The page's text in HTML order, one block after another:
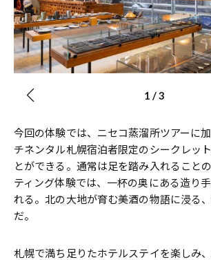
1 /3
今回の体験では、ニセコ蒸溜所ツアーに
チネンタル札幌宿泊者限定のシークレッ
とができる。通常は足を踏み入れること
ティング体験では、一杯の奥にある造り
れる。北の大地が育む美酒の物語に浸る
だ。
札幌で満ち足りたホテルステイを楽しみ